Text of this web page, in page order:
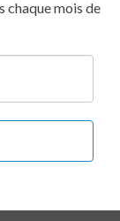
chaque mois de